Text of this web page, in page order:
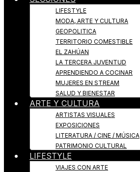
LIFESTYLE
MODA, ARTE Y CULTURA
GEOPOLITICA
TERRITORIO COMESTIBLE
EL ZAHÚAN
LA TERCERA JUVENTUD
APRENDIENDO A COCINAR
MUJERES EN STREAM
SALUD Y BIENESTAR
ARTE Y CULTURA
ARTISTAS VISUALES
EXPOSICIONES
LITERATURA / CINE / MÚSICA
PATRIMONIO CULTURAL
LIFESTYLE
VIAJES CON ARTE